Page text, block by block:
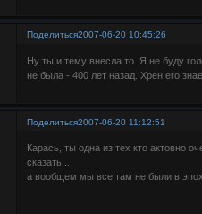
Поделиться2007-06-20 10:45:26
Ну ты и тему внесла то. Я не буду
не была - 400 лет назад. Хрен его
Поделиться2007-06-20 11:12:51
Карась, ты одна из тех кто актовно
сказать...
а вообщем мы все там не были в